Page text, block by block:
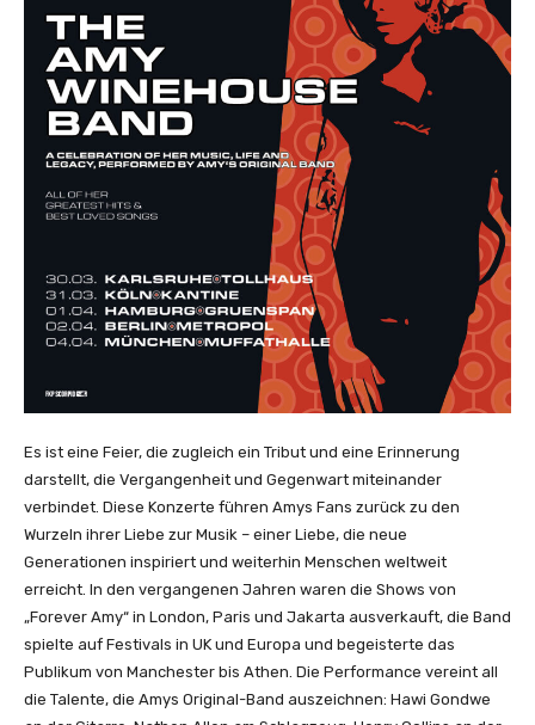
Es ist eine Feier, die zugleich ein Tribut und eine Erinnerung
darstellt, die Vergangenheit und Gegenwart miteinander
verbindet. Diese Konzerte führen Amys Fans zurück zu den
Wurzeln ihrer Liebe zur Musik – einer Liebe, die neue
Generationen inspiriert und weiterhin Menschen weltweit
erreicht. In den vergangenen Jahren waren die Shows von
„Forever Amy“ in London, Paris und Jakarta ausverkauft, die Band
spielte auf Festivals in UK und Europa und begeisterte das
Publikum von Manchester bis Athen. Die Performance vereint all
die Talente, die Amys Original-Band auszeichnen: Hawi Gondwe